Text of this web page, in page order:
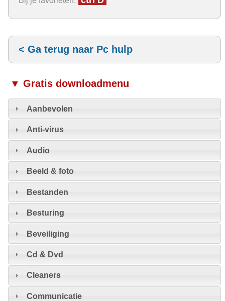
< Ga terug naar Pc hulp
▼ Gratis downloadmenu
Aanbevolen
Anti-virus
Audio
Beeld & foto
Bestanden
Besturing
Beveiliging
Cd & Dvd
Cleaners
Communicatie